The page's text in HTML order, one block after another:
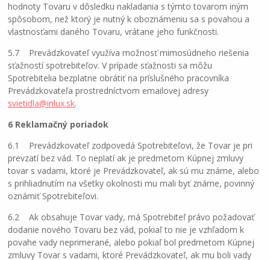
hodnoty Tovaru v dôsledku nakladania s týmto tovarom iným
spôsobom, než ktorý je nutný k oboznámeniu sa s povahou a
vlastnosťami daného Tovaru, vrátane jeho funkčnosti.
5.7 Prevádzkovateľ využíva možnosť mimosúdneho riešenia
sťažností spotrebiteľov. V prípade sťažnosti sa môžu
Spotrebitelia bezplatne obrátiť na príslušného pracovníka
Prevádzkovateľa prostredníctvom emailovej adresy
svietidla@inlux.sk.
6 Reklamačný poriadok
6.1 Prevádzkovateľ zodpovedá Spotrebiteľovi, že Tovar je pri
prevzatí bez vád. To neplatí ak je predmetom Kúpnej zmluvy
tovar s vadami, ktoré je Prevádzkovateľ, ak sú mu známe, alebo
s prihliadnutím na všetky okolnosti mu mali byť známe, povinný
oznámiť Spotrebiteľovi.
6.2 Ak obsahuje Tovar vady, má Spotrebiteľ právo požadovať
dodanie nového Tovaru bez vád, pokiaľ to nie je vzhľadom k
povahe vady neprimerané, alebo pokiaľ bol predmetom Kúpnej
zmluvy Tovar s vadami, ktoré Prevádzkovateľ, ak mu boli vady